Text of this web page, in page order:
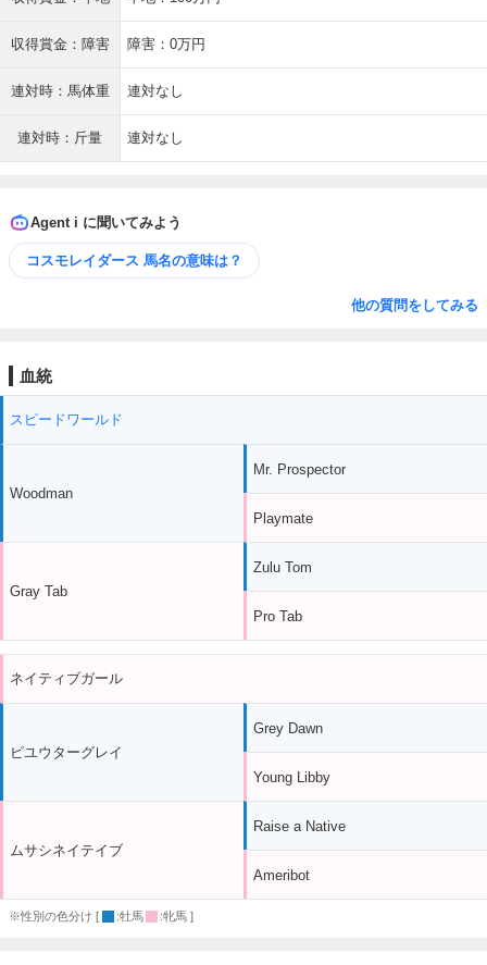
収得賞金：障害 障害：0万円
連対時：馬体重 連対なし
連対時：斤量 連対なし
Agent i に聞いてみよう
コスモレイダース 馬名の意味は？
他の質問をしてみる
血統
スピードワールド
Woodman
Gray Tab
Mr. Prospector
Playmate
Zulu Tom
Pro Tab
ネイティブガール
ピユウターグレイ
ムサシネイテイブ
Grey Dawn
Young Libby
Raise a Native
Ameribot
※性別の色分け [ :牡馬 :牝馬 ]